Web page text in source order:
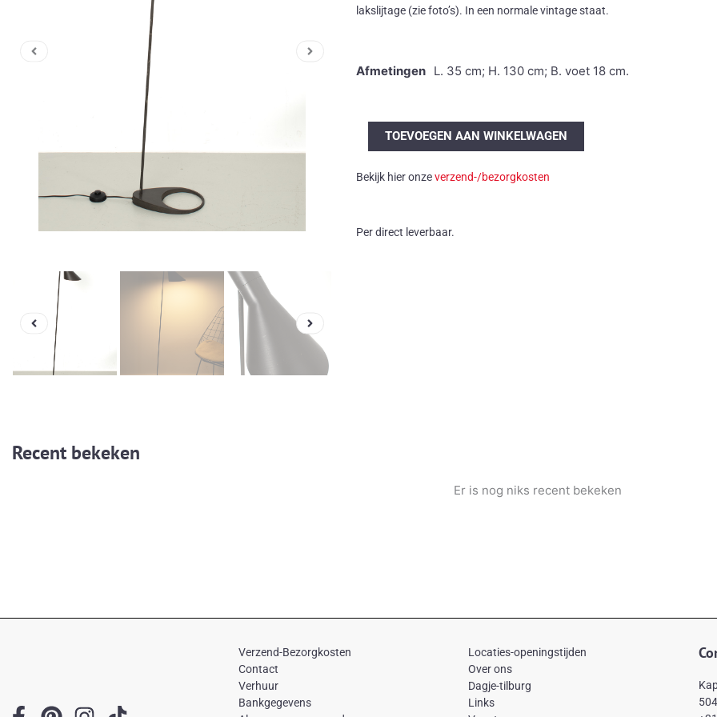
lakslijtage (zie foto’s). In een normale vintage staat.
Afmetingen L. 35 cm; H. 130 cm; B. voet 18 cm.
Vintage
'AJ
Visor'
vloerlamp
Jacobsen
TOEVOEGEN AAN WINKELWAGEN
Bekijk hier onzeverzend-/bezorgkosten
Per direct leverbaar.
Recent bekeken
Er is nog niks recent bekeken
Verzend-Bezorgkosten
Contact
Verhuur
Bankgegevens
Locaties-openingstijden
Over ons
Dagje-tilburg
Links